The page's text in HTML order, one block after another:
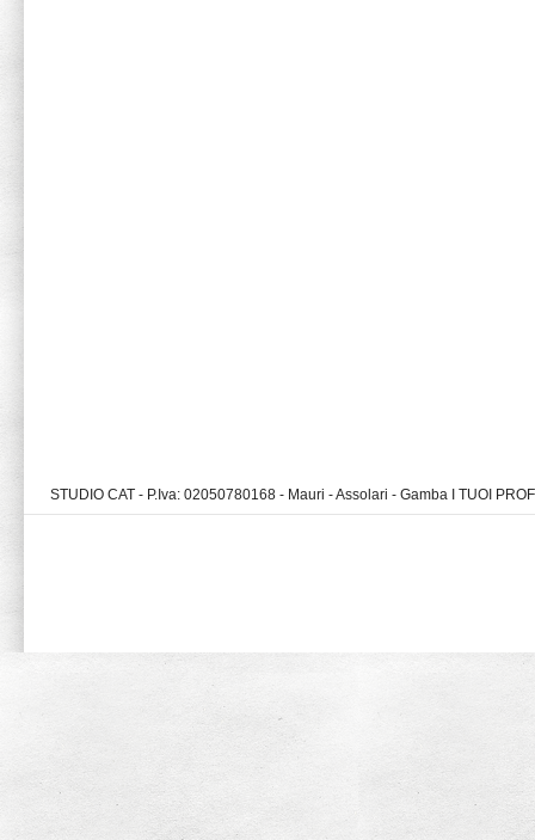
STUDIO CAT - P.Iva: 02050780168 - Mauri - Assolari - Gamba I TUOI